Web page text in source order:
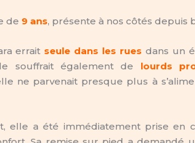
de 9 ans, présente à nos côtés depuis
errait seule dans les rues dans un
souffrait également de lourds
ne parvenait presque plus à
elle a été immédiatement prise en